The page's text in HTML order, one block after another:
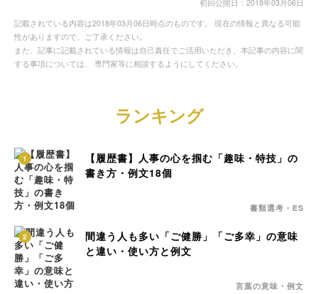
記載されている内容は2018年03月06日時点のものです。 現在の情報と異なる可能
性がありますので、ご了承ください。
また、記事に記載されている情報は自己責任でご活用いただき、本記事の内容に関
する事項については、 専門家等に相談するようにしてください。
ランキング
1
【履歴書】人事の心を掴む「趣味・特技」の
書き方・例文18個
書類選考・ES
2
間違う人も多い「ご健勝」「ご多幸」の意味
と違い・使い方と例文
言葉の意味・例文